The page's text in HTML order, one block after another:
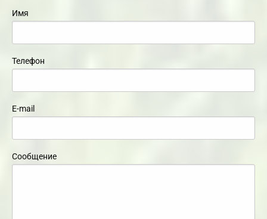
Имя
Телефон
E-mail
Сообщение